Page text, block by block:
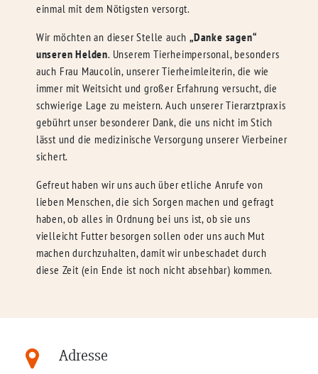
einmal mit dem Nötigsten versorgt.
Wir möchten an dieser Stelle auch„Danke sagen“
unseren Helden. Unserem Tierheimpersonal, besonders
auch Frau Maucolin, unserer Tierheimleiterin, die wie
immer mit Weitsicht und großer Erfahrung versucht, die
schwierige Lage zu meistern. Auch unserer Tierarztpraxis
gebührt unser besonderer Dank, die uns nicht im Stich
lässt und die medizinische Versorgung unserer Vierbeiner
sichert.
Gefreut haben wir uns auch über etliche Anrufe von
lieben Menschen, die sich Sorgen machen und gefragt
haben, ob alles in Ordnung bei uns ist, ob sie uns
vielleicht Futter besorgen sollen oder uns auch Mut
machen durchzuhalten, damit wir unbeschadet durch
diese Zeit (ein Ende ist noch nicht absehbar) kommen.
Adresse